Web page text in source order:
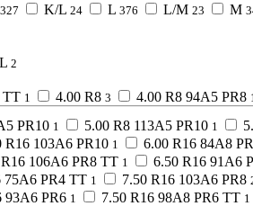
327 K/L 24 L 376 L/M 23 M
2
TT 1 4.00 R8 3 4.00 R8 94A5 PR8 1
PR10 1 5.00 R8 113A5 PR10 1
R16 103A6 PR10 1 6.00 R16 84A8
106A6 PR8 TT 1 6.50 R16 91A6
75A6 PR4 TT 1 7.50 R16 103A6 PR8
93A6 PR6 1 7.50 R16 98A8 PR6 TT 1